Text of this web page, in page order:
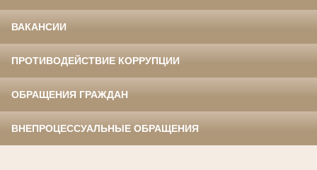
ВАКАНСИИ
ПРОТИВОДЕЙСТВИЕ КОРРУПЦИИ
ОБРАЩЕНИЯ ГРАЖДАН
ВНЕПРОЦЕССУАЛЬНЫЕ ОБРАЩЕНИЯ